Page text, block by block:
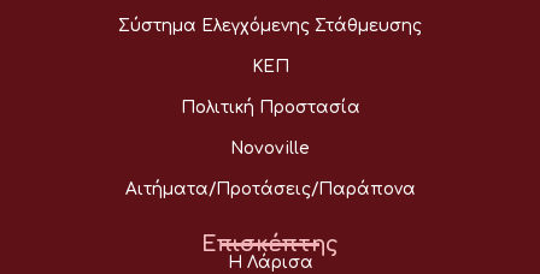
Σύστημα Ελεγχόμενης Στάθμευσης
ΚΕΠ
Πολιτική Προστασία
Novoville
Αιτήματα/Προτάσεις/Παράπονα
Επισκέπτης
Η Λάρισα